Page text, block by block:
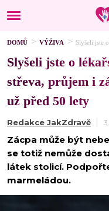
DOMŮ VÝŽIVA Slyšeli jste
Slyšeli jste o
střeva, průjem i
už před 50 lety
Redakce JakZdravě
Zácpa může být
se totiž nemůže
látek stolicí.
marmeládou.